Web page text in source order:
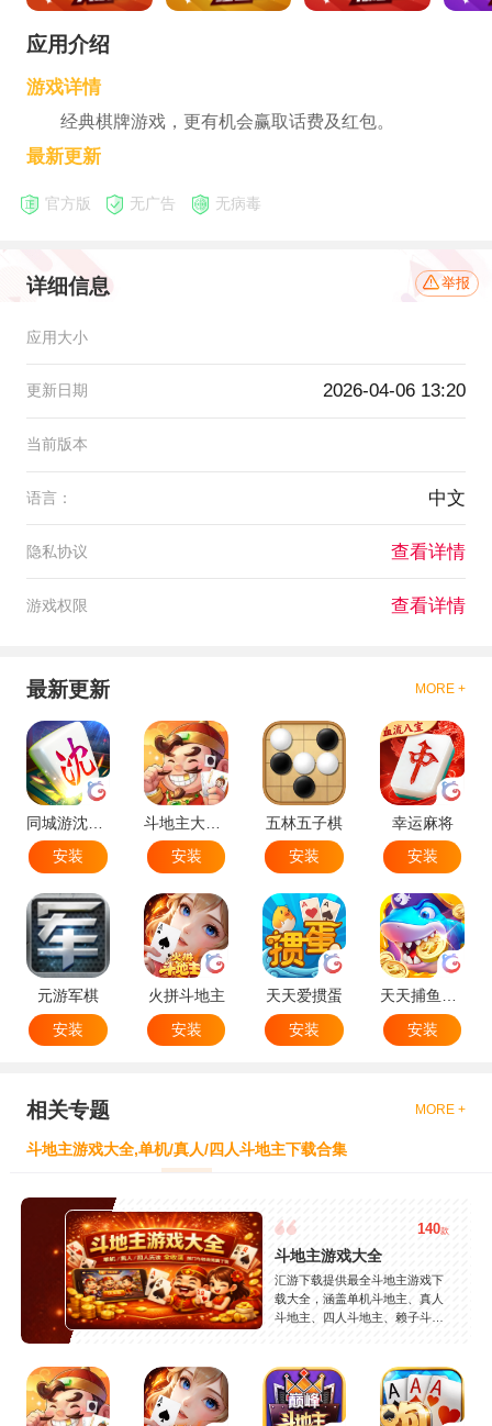
应用介绍
游戏详情
经典棋牌游戏，更有机会赢取话费及红包。
最新更新
官方版 无广告 无病毒
详细信息 举报
应用大小
更新日期 2026-04-06 13:20
当前版本
语言： 中文
隐私协议 查看详情
游戏权限 查看详情
最新更新 MORE +
同城游沈阳麻将
安装
安装
五林五子棋
安装
幸运麻将
安装
元游军棋
安装
火拼斗地主
安装
天天爱掼蛋
安装
安装
相关专题 MORE +
斗地主游戏大全,单机/真人/四人斗地主下载合集
140款
斗地主游戏大全
汇游下载提供最全斗地主游戏下
载大全，涵盖单机斗地主、真人
斗地主、四人斗地主、赖子斗地
游戏，支持安卓苹果免费下载，
安全稳定，持续更新。